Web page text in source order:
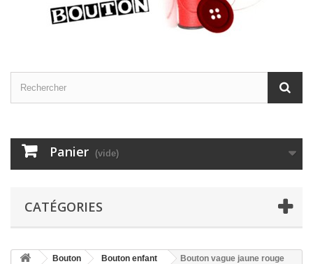
Panier (vide)
CATÉGORIES
Bouton Bouton enfant
Bouton vague jaune rouge